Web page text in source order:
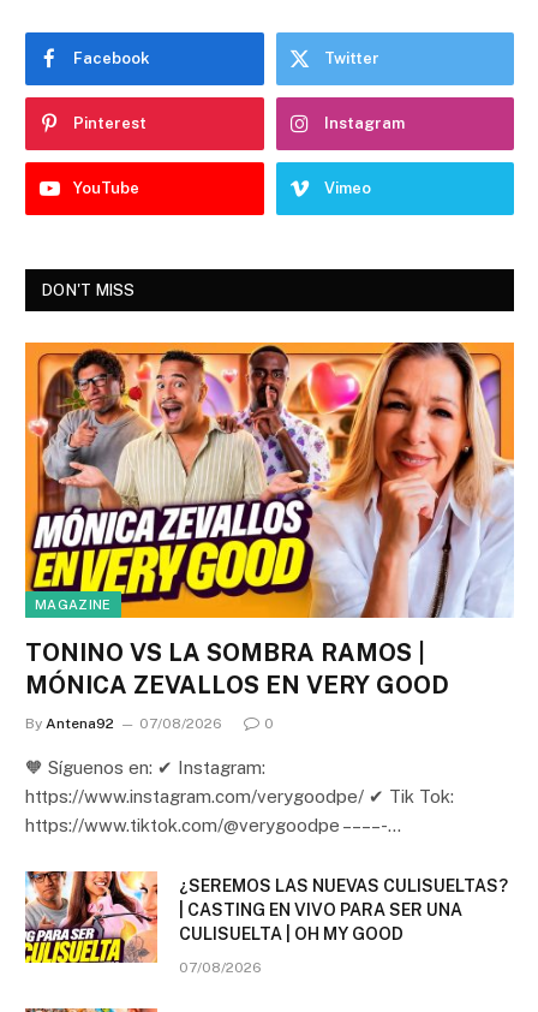
Facebook Twitter
Pinterest Instagram
YouTube Vimeo
DON'T MISS
MAGAZINE
TONINO VS LA SOMBRA RAMOS |
MÓNICA ZEVALLOS EN VERY GOOD
By Antena92 07/08/2026 0
🧡 Síguenos en: ✔ Instagram:
https://www.instagram.com/verygoodpe/ ✔ Tik Tok:
https://www.tiktok.com/@verygoodpe – – – – -…
¿SEREMOS LAS NUEVAS CULISUELTAS?
| CASTING EN VIVO PARA SER UNA
CULISUELTA | OH MY GOOD
07/08/2026